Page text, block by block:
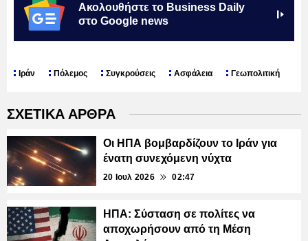
Ακολουθήστε το Business Daily
στο Google news
Ιράν Πόλεμος Συγκρούσεις Ασφάλεια Γεωπολιτική
ΣΧΕΤΙΚΑ ΑΡΘΡΑ
Οι ΗΠΑ βομβαρδίζουν το Ιράν για
ένατη συνεχόμενη νύχτα
20 Ιουλ 2026 02:47
ΗΠΑ: Σύσταση σε πολίτες να
αποχωρήσουν από τη Μέση